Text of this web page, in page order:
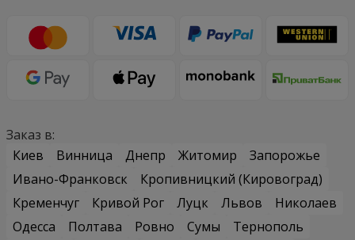
Заказ в:
Киев
Винница Днепр Житомир
Запорожье
Ивано-Франковск
Кропивницкий (Кировоград)
Кременчуг
Кривой Рог Луцк Львов
Николаев
Одесса
Полтава Ровно Сумы
Тернополь